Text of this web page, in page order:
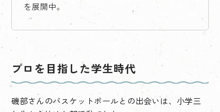
を展開中。
プロを目指した学生時代
磯部さんのバスケットボールとの出会いは、小学三